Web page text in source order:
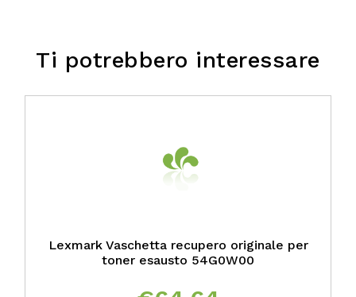
Ti potrebbero interessare
Lexmark Vaschetta recupero originale per
toner esausto 54G0W00